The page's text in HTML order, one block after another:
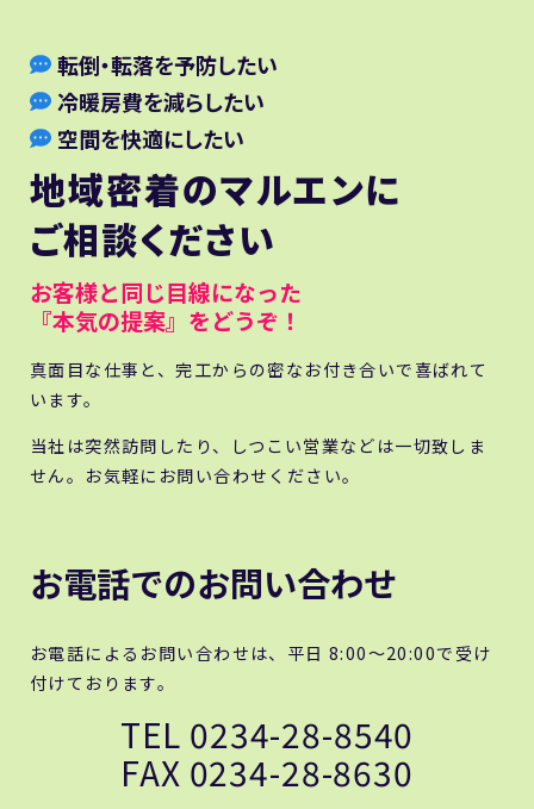
転倒・転落を予防したい
冷暖房費を減らしたい
空間を快適にしたい
地域密着のマルエンに
ご相談ください
お客様と同じ目線になった
『本気の提案』をどうぞ！
真面目な仕事と、完工からの密なお付き合いで喜ばれて
います。
当社は突然訪問したり、しつこい営業などは一切致しま
せん。お気軽にお問い合わせください。
お電話でのお問い合わせ
お電話によるお問い合わせは、平日 8:00～20:00で受け
付けております。
TEL 0234-28-8540
FAX 0234-28-8630